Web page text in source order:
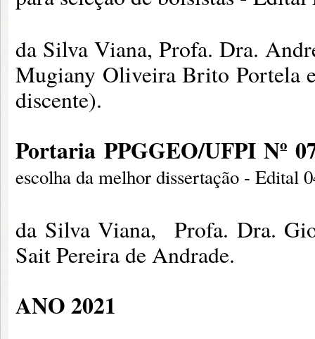
da Silva Viana, Profa. Dra.
Mugiany Oliveira Brito Portela
discente).
Portaria PPGGEO/UFPI Nº
escolha da melhor dissertação - Edital
da Silva Viana, Profa. Dra.
Sait Pereira de Andrade.
ANO 2021